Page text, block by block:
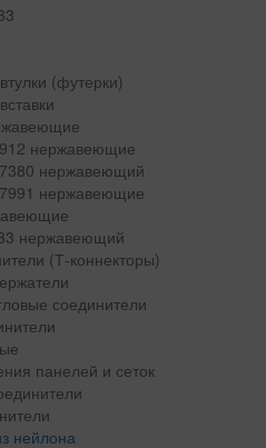
(футерки)
нержавеющие
нержавеющий
нержавеющие
нержавеющий
(Т-коннекторы)
соединители
панелей и сеток
нейлона